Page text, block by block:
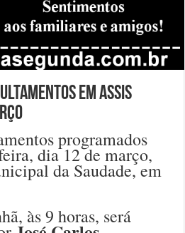
em Assis
programados
dia 12 de março,
da Saudade, em
às 9 horas, será